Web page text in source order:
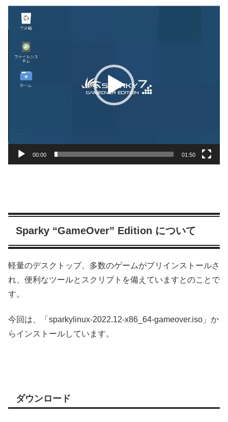
レ
00:00 01:50
Sparky “GameOver” Edition について
軽量のデスクトップ、多数のゲームがプリインストールさ
れ、便利なツールとスクリプトを備えていますとのことで
す。
今回は、「sparkylinux-2022.12-x86_64-gameover.iso」か
らインストールしています。
ダウンロード